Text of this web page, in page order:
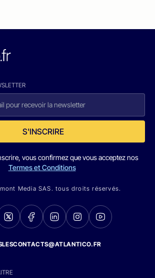
S'INSCRIRE
vous confirmez que vous acceptez nos
Termes et Conditions
Media SAS. tous droits réservés.